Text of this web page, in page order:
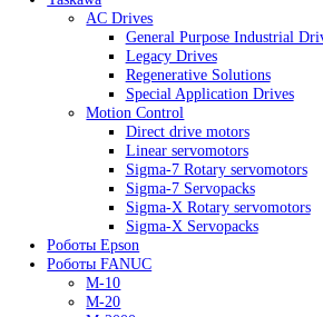
Газовый электромагнитный
Сервопривод Siemens SKP
Сервопривод Siemens SQM
Сервопривод Siemens SQN
Yaskawa
AC Drives
General Purpose
Legacy Drives
Regenerative Solutions
Special Application Drives
Motion Control
Direct drive motors